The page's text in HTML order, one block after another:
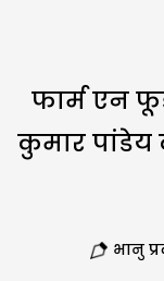
फार्म एन
कुमार पांडेय
भानु